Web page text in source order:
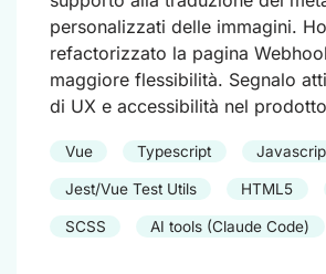
personalizzati delle immagini. Ho
refactorizzato la pagina
maggiore flessibilità. Segnalo
di UX e accessibilità nel
Vue Typescript
Jest/Vue Test Utils HTML5
SCSS AI tools (Claude Code)